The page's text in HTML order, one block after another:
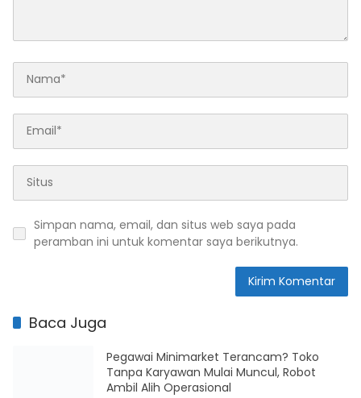
Simpan nama, email, dan situs web saya pada
peramban ini untuk komentar saya berikutnya.
Baca Juga
Pegawai Minimarket Terancam? Toko
Tanpa Karyawan Mulai Muncul, Robot
Ambil Alih Operasional